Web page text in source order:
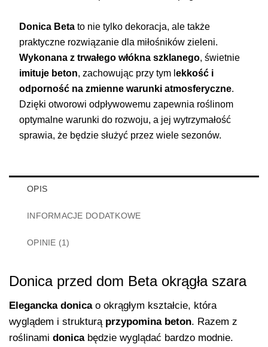
Donica Beta to nie tylko dekoracja, ale także
praktyczne rozwiązanie dla miłośników zieleni.
Wykonana z trwałego włókna szklanego , świetnie
imituje beton , zachowując przy tym lekkość i
odporność na zmienne warunki atmosferyczne
Dzięki otworowi odpływowemu zapewnia roślinom
optymalne warunki do rozwoju, a jej wytrzymałość
sprawia, że będzie służyć przez wiele sezonów.
OPIS
INFORMACJE DODATKOWE
OPINIE (1)
Donica przed dom Beta okrągła szara
Elegancka donicao okrągłym kształcie, która
wyglądem i strukturą przypomina beton. Razem z
roślinami donicabędzie wyglądać bardzo modnie.